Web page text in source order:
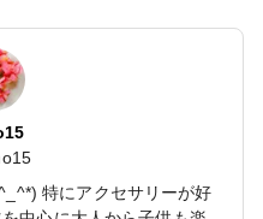
特にアクセサリーが好